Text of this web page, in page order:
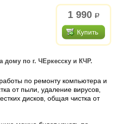
1 990 р.
Купить
дому по г. ЧЕркесску и КЧР.
по ремонту компьютера и
от пыли, удаление вирусов,
дисков, общая чистка от